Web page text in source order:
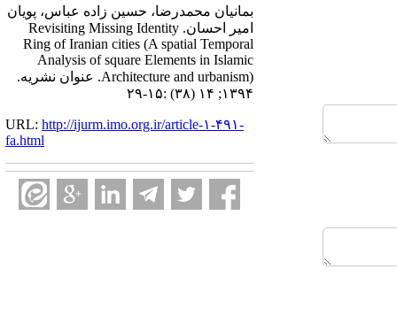
بمانیان محمدرضا، حسین زاده عباس، پویان
امیر احسان. Revisiting Missing Identity
Ring of Iranian cities (A spatial Temporal
Analysis of square Elements in Islamic
Architecture and urbanism). عنوان نشریه.
۱۳۹۴; ۱۴ (۳۸) :۱۵-۲۹
URL: http://ijurm.imo.org.ir/article-۱-۴۹۱-
fa.html